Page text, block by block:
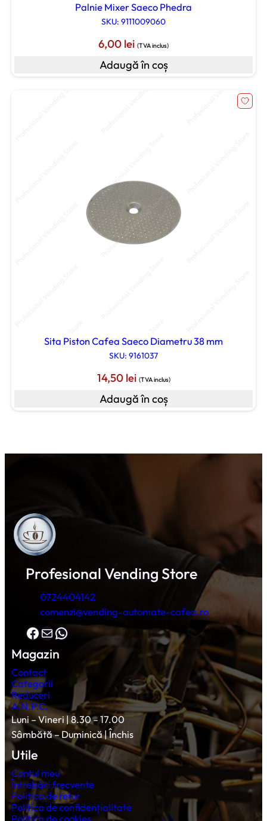
Palnie Mixer Saeco Phedra
SKU: 9111009060
6,00 lei (TVA inclus)
Adaugă în coș
Sita Piston Cafea Saeco Diametru 38 mm
SKU: 9161037
14,50 lei (TVA inclus)
Adaugă în coș
Profesional Vending Store
0724404142
comenzi@vending-automate-cafea.ro
Facebook Mail WhatsApp
Magazin
Contact
Categorii
Reduceri
A.N.P.C.
Luni – Vineri | 8.30 – 17.00
Sâmbătă – Duminică | Închis
Utile
Contul meu
Întrebări frecvente
Politica de retur
Politica de confidențialitate